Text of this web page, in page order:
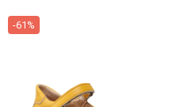
-61%